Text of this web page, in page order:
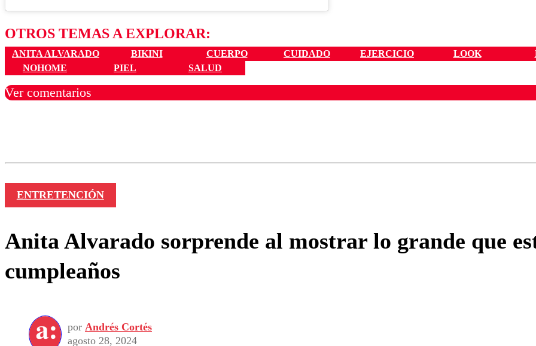
OTROS TEMAS A EXPLORAR:
ANITA ALVARADO BIKINI CUERPO CUIDADO EJERCICIO LOOK
NOHOME
PIEL SALUD
Ver comentarios
ENTRETENCIÓN
Anita Alvarado sorprende al mostrar lo grande que
cumpleaños
por Andrés Cortés
agosto 28, 2024